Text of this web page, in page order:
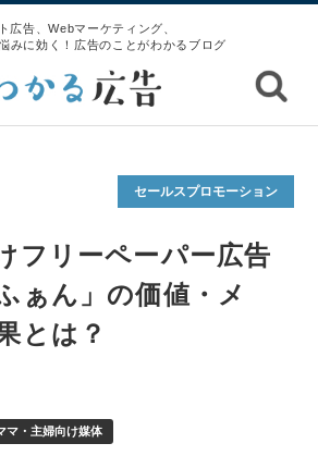
広告、Webマーケティング、
みに効く！広告のことがわかるブログ
セールスプロモーション
フリーペーパー広告
ぁん」の価値・メ
とは？
マ・主婦向け媒体